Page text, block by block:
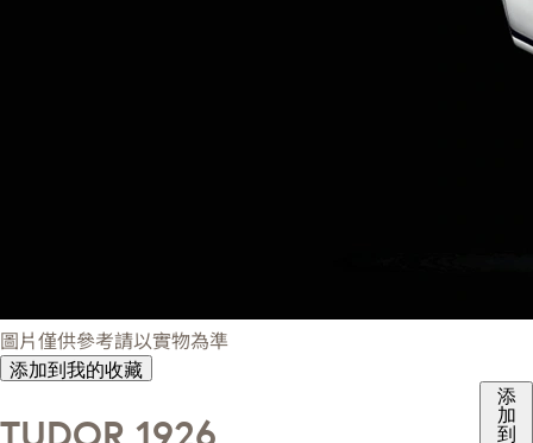
圖片僅供參考請以實物為準
添加到我的收藏
添
加
到